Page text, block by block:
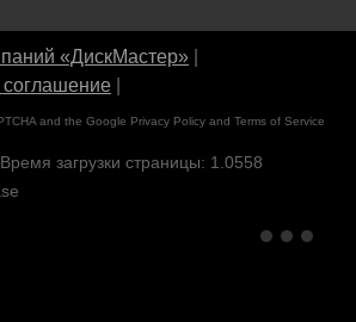
«ДискМастер»
соглашение
and the Google Privacy Policy and Terms of Service
загрузки страницы: 1.0558